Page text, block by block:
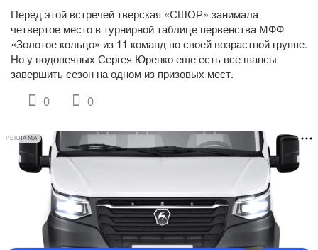
Перед этой встречей тверская «СШОР» занимала
четвертое место в турнирной таблице первенства МФФ
«Золотое кольцо» из 11 команд по своей возрастной группе.
Но у подопечных Сергея Юренко еще есть все шансы
завершить сезон на одном из призовых мест.
0 0
РЕКЛАМА